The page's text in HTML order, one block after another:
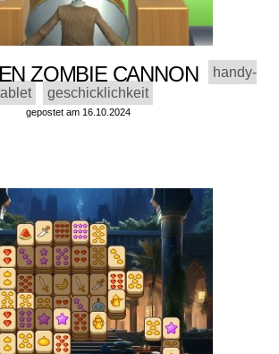
ZOMBIE CANNON
handy-
geschicklichkeit
gepostet am 16.10.2024